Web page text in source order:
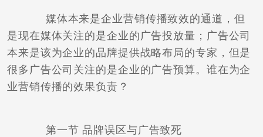
媒体本来是企业营销传播致效的通道，但
是现在媒体关注的是企业的广告投放量；广告公司
本来是该为企业的品牌提供战略布局的专家，但是
很多广告公司关注的是企业的广告预算。谁在为企
业营销传播的效果负责？
第一节 品牌误区与广告致死